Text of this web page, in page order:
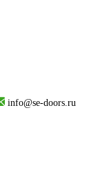
info@se-doors.ru